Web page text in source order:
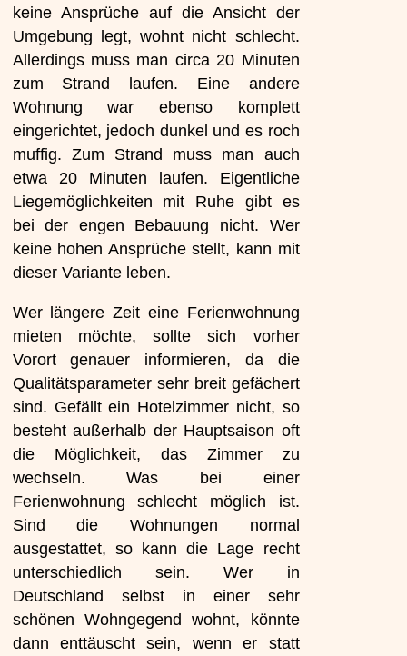
keine Ansprüche auf die Ansicht der
Umgebung legt, wohnt nicht schlecht.
Allerdings muss man circa 20 Minuten
zum Strand laufen. Eine andere
Wohnung war ebenso komplett
eingerichtet, jedoch dunkel und es roch
muffig. Zum Strand muss man auch
etwa 20 Minuten laufen. Eigentliche
Liegemöglichkeiten mit Ruhe gibt es
bei der engen Bebauung nicht. Wer
keine hohen Ansprüche stellt, kann mit
dieser Variante leben.
Wer längere Zeit eine Ferienwohnung
mieten möchte, sollte sich vorher
Vorort genauer informieren, da die
Qualitätsparameter sehr breit gefächert
sind. Gefällt ein Hotelzimmer nicht, so
besteht außerhalb der Hauptsaison oft
die Möglichkeit, das Zimmer zu
wechseln. Was bei einer
Ferienwohnung schlecht möglich ist.
Sind die Wohnungen normal
ausgestattet, so kann die Lage recht
unterschiedlich sein. Wer in
Deutschland selbst in einer sehr
schönen Wohngegend wohnt, könnte
dann enttäuscht sein, wenn er statt